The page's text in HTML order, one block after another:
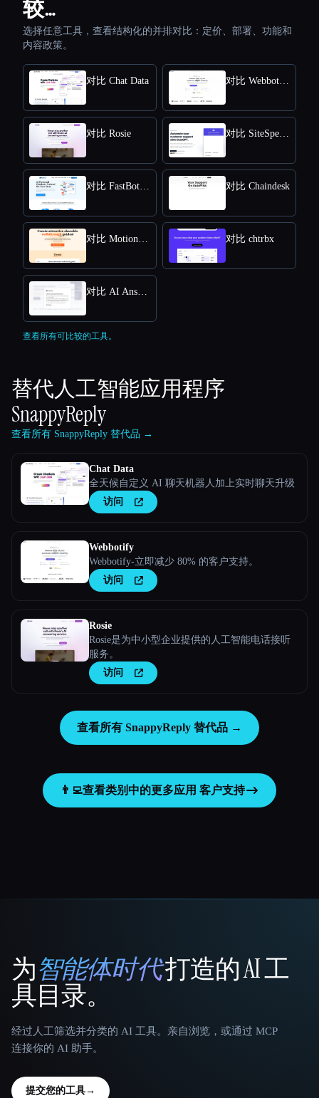
较…
选择任意工具，查看结构化的并排对比：定价、部署、功能和
内容政策。
对比 Chat Data 对比 Webbotify
对比 Rosie 对比 SiteSpeakAI
对比 FastBots.ai 对比 Chaindesk
对比 MotionShot 对比 chtrbx
对比 AI Answers by Cohere
查看所有可比较的工具。
替代人工智能应用程序
SnappyReply
查看所有 SnappyReply 替代品 →
Chat Data
全天候自定义 AI 聊天机器人加上实时聊天升级
访问
Webbotify
Webbotify-立即减少 80% 的客户支持。
访问
Rosie
Rosie是为中小型企业提供的人工智能电话接听
服务。
访问
查看所有 SnappyReply 替代品 →
👨‍💻查看类别中的更多应用 客户支持
That AI Collection
为智能体时代打造的 AI 工
具目录。
经过人工筛选并分类的 AI 工具。亲自浏览，或通过 MCP
连接你的 AI 助手。
提交您的工具→